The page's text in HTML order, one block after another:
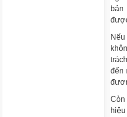
bản
đến
Còn